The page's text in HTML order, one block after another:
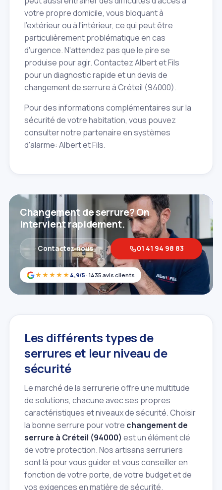
votre propre domicile, vous bloquant à
l'extérieur ou à l'intérieur, ce qui peut être
particulièrement problématique en cas
d'urgence. N'attendez pas que le pire se
produise pour agir. Contactez Albert et Fils
pour un diagnostic rapide et un devis de
changement de serrure à Créteil (94000).
Pour des informations complémentaires sur la
sécurité de votre habitation, vous pouvez
consulter notre partenaire en systèmes
d'alarme: Albert et Fils.
★★★★★ 4,9/5 · 1435 avis clients
Changement de serrure? On
intervient rapidement.
Contactez‑nous 01 41 94 98 83
Les différents types de
serrures et leur niveau de
sécurité
Le marché de la serrurerie offre une multitude
de solutions, chacune avec ses propres
caractéristiques et niveaux de sécurité. Choisir
la bonne serrure pour votre changement de
serrure à Créteil (94000) est un élément clé
de votre protection. Nos artisans serruriers
sont là pour vous guider et vous conseiller en
fonction de votre porte, de votre budget et de
vos exigences en matière de sécurité.